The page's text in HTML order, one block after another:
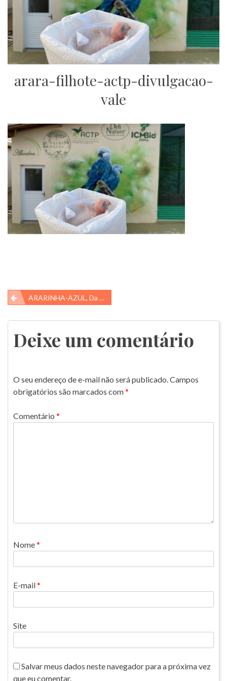
arara-filhote-actp-divulgacao-
vale
Navegação
de
Post
ARARINHA-AZUL, Da Vergonha A Reconquista
Deixe um comentário
O seu endereço de e-mail não será publicado.Campos
obrigatórios são marcados com*
Comentário *
Nome*
E-mail*
Site
Salvar meus dados neste navegador para a próxima vez
que eu comentar.